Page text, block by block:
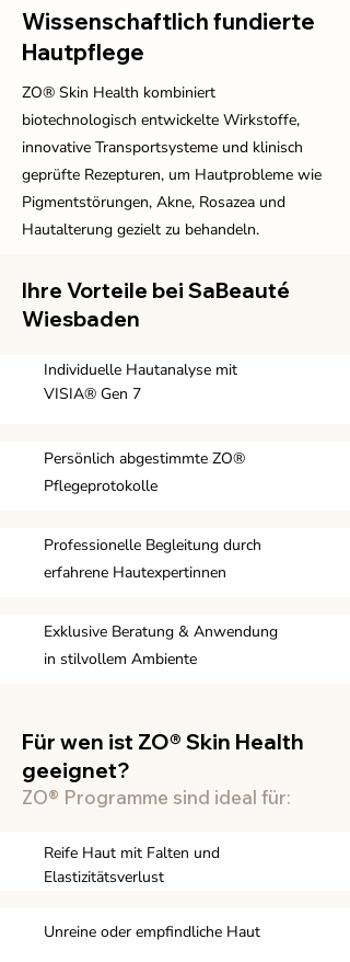
Wissenschaftlich fundierte
Hautpflege
ZO® Skin Health kombiniert
biotechnologisch entwickelte Wirkstoffe,
innovative Transportsysteme und klinisch
geprüfte Rezepturen, um Hautprobleme wie
Pigmentstörungen, Akne, Rosazea und
Hautalterung gezielt zu behandeln.
Ihre Vorteile bei SaBeauté
Wiesbaden
Individuelle Hautanalyse mit
VISIA® Gen 7
Persönlich abgestimmte ZO®
Pflegeprotokolle
Professionelle Begleitung durch
erfahrene Hautexpertinnen
Exklusive Beratung & Anwendung
in stilvollem Ambiente
Für wen ist ZO® Skin Health
geeignet?
ZO® Programme sind ideal für:
Reife Haut mit Falten und
Elastizitätsverlust
Unreine oder empfindliche Haut